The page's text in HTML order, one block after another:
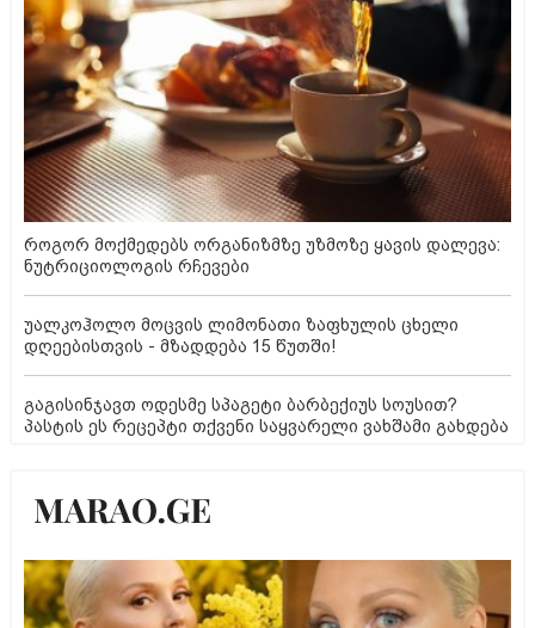
როგორ მოქმედებს ორგანიზმზე უზმოზე ყავის დალევა:
ნუტრიციოლოგის რჩევები
უალკოჰოლო მოცვის ლიმონათი ზაფხულის ცხელი
დღეებისთვის - მზადდება 15 წუთში!
გაგისინჯავთ ოდესმე სპაგეტი ბარბექიუს სოუსით?
პასტის ეს რეცეპტი თქვენი საყვარელი ვახშამი გახდება